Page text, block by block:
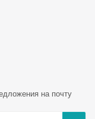
на почту